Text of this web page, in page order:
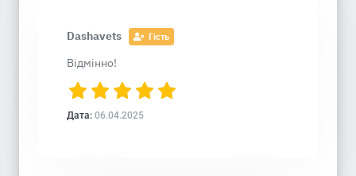
Dashavets Гість
Відмінно!
Дата: 06.04.2025